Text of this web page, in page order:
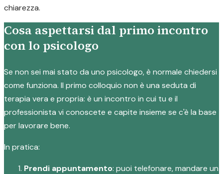
chiarezza.
Cosa aspettarsi dal primo incontro
con lo psicologo
Se non sei mai stato da uno psicologo, è normale chiedersi
come funziona. Il primo colloquio non è una seduta di
terapia vera e propria: è un incontro in cui tu e il
professionista vi conoscete e capite insieme se c'è la base
per lavorare bene.
In pratica:
Prendi appuntamento: puoi telefonare, mandare un